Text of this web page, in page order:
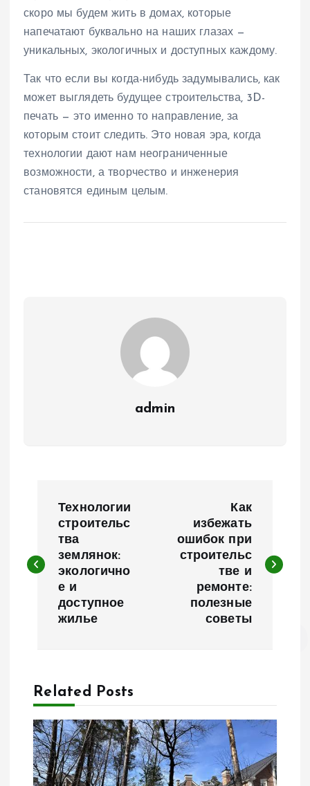
скоро мы будем жить в домах, которые
напечатают буквально на наших глазах —
уникальных, экологичных и доступных каждому.
Так что если вы когда-нибудь задумывались, как
может выглядеть будущее строительства, 3D-
печать — это именно то направление, за
которым стоит следить. Это новая эра, когда
технологии дают нам неограниченные
возможности, а творчество и инженерия
становятся единым целым.
admin
в
ц
и
я
Технологии
строительс
тва
землянок:
экологично
е и
доступное
жилье
Как
избежать
ошибок при
строительс
тве и
ремонте:
полезные
советы
Related Posts